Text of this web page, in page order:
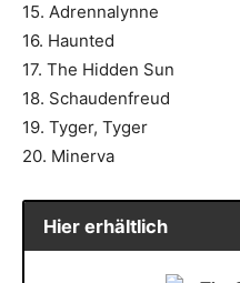
15. Adrennalynne
16. Haunted
17. The Hidden Sun
18. Schaudenfreud
19. Tyger, Tyger
20. Minerva
Hier erhältlich